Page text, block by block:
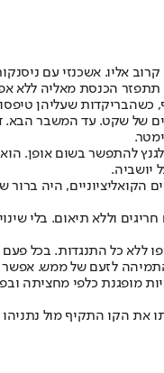
אליו. אשכנזי עם
תתפזר הכנסת מאליה ללא
שעליהן טיפסו
של שקט. עד המשבר הבא.
להתפשר בשום אופן. הוא
יושביה.
היה
וללא תיאום. בלי
ללא כל התנגדות. בכל
התמיהה לזעם של ממש.
מופגנת כלפי מחציתה
הקו התקיף מול נתניהו